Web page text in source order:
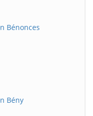
Bénonces
Bény